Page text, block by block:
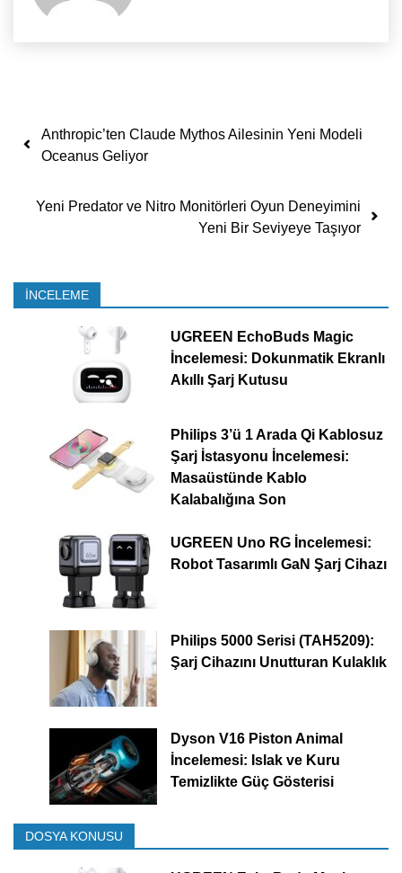
Yazı dolaşımı
Anthropic’ten Claude Mythos Ailesinin Yeni Modeli
Oceanus Geliyor
Yeni Predator ve Nitro Monitörleri Oyun Deneyimini
Yeni Bir Seviyeye Taşıyor
İNCELEME
UGREEN EchoBuds Magic
İncelemesi: Dokunmatik Ekranlı
Akıllı Şarj Kutusu
Philips 3’ü 1 Arada Qi Kablosuz
Şarj İstasyonu İncelemesi:
Masaüstünde Kablo
Kalabalığına Son
UGREEN Uno RG İncelemesi:
Robot Tasarımlı GaN Şarj Cihazı
Philips 5000 Serisi (TAH5209):
Şarj Cihazını Unutturan Kulaklık
Dyson V16 Piston Animal
İncelemesi: Islak ve Kuru
Temizlikte Güç Gösterisi
DOSYA KONUSU